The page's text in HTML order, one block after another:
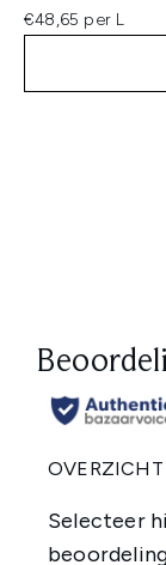
€48,65 per L